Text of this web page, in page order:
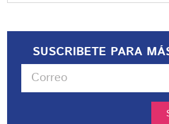
SUSCRIBETE PARA